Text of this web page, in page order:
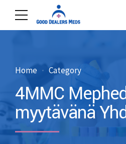
Home Category
4MMC
myytävänä